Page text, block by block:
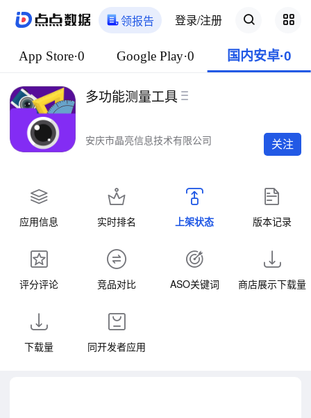
领报告 登录/注册
App Store·0 Google Play·0 国内安卓·0
多功能测量工具
安庆市晶亮信息技术有限公司 关注
应用信息 实时排名 上架状态 版本记录
评分评论 竞品对比 ASO关键词 商店展示下载量
下载量 同开发者应用